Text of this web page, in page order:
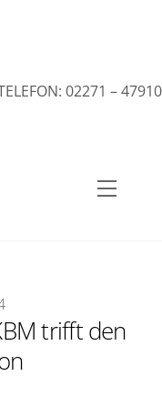
02271 – 47910
Menu
trifft den